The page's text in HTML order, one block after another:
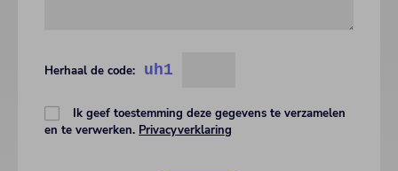
Herhaal de code: uh1
Ik geef toestemming deze gegevens te verzamelen
en te verwerken. Privacyverklaring